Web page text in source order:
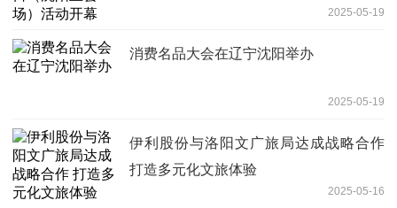
2025-05-19
消费名品大会在辽宁沈阳举办
2025-05-19
伊利股份与洛阳文广旅局达成战略合作
打造多元化文旅体验
2025-05-16